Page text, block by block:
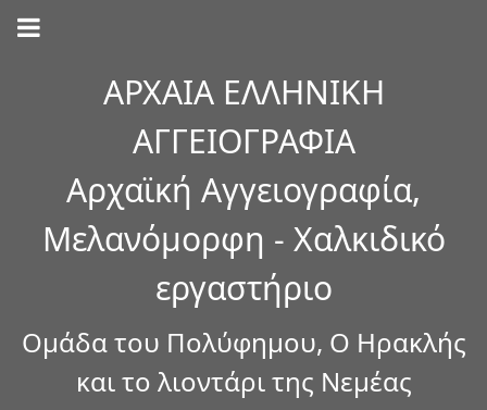
ΑΡΧΑΙΑ ΕΛΛΗΝΙΚΗ
ΑΓΓΕΙΟΓΡΑΦΙΑ
Αρχαϊκή Αγγειογραφία,
Μελανόμορφη - Χαλκιδικό
εργαστήριο
Ομάδα του Πολύφημου, Ο Ηρακλής
και το λιοντάρι της Νεμέας